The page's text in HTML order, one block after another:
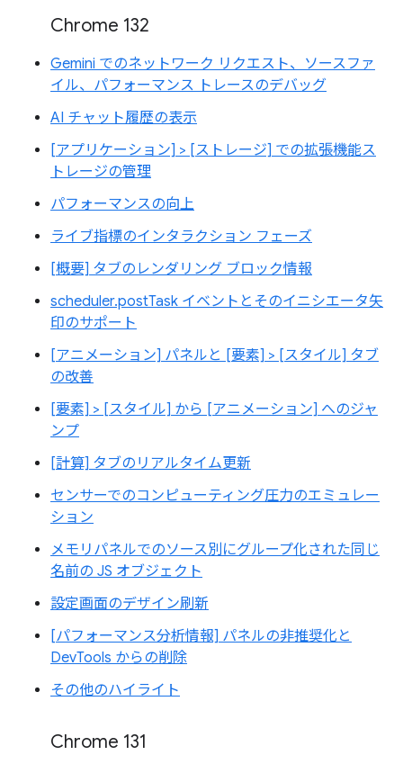
Chrome 132
Gemini でのネットワーク リクエスト、ソースファ
イル、パフォーマンス トレースのデバッグ
AI チャット履歴の表示
[アプリケーション] > [ストレージ] での拡張機能ス
トレージの管理
パフォーマンスの向上
ライブ指標のインタラクション フェーズ
[概要] タブのレンダリング ブロック情報
scheduler.postTask イベントとそのイニシエータ矢
印のサポート
[アニメーション] パネルと [要素] > [スタイル] タブ
の改善
[要素] > [スタイル] から [アニメーション] へのジャ
ンプ
[計算] タブのリアルタイム更新
センサーでのコンピューティング圧力のエミュレー
ション
メモリパネルでのソース別にグループ化された同じ
名前の JS オブジェクト
設定画面のデザイン刷新
[パフォーマンス分析情報] パネルの非推奨化と
DevTools からの削除
その他のハイライト
Chrome 131